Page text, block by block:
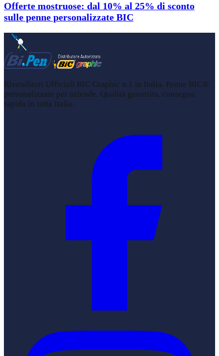
Offerte mostruose: dal 10% al 25% di sconto
sulle penne personalizzate BIC
Rivenditori Ufficiali BIC Graphic n.1 in Italia. Penne BIC®
personalizzate per aziende. Qualità garantita, consegna
rapida in tutta Italia.